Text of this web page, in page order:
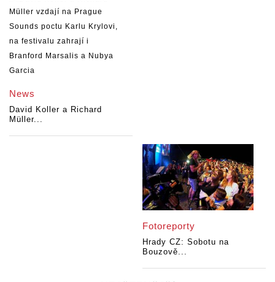
News
David Koller a Richard
Müller...
Fotoreporty
Hrady CZ: Sobotu na
Bouzově...